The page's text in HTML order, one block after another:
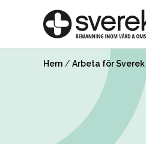
Hem / Arbeta för Sverek